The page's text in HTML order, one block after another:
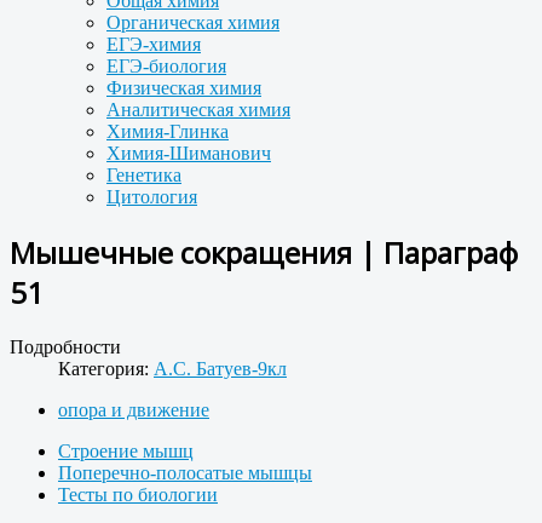
Органическая химия
ЕГЭ-химия
ЕГЭ-биология
Физическая химия
Аналитическая химия
Химия-Глинка
Химия-Шиманович
Генетика
Цитология
Мышечные сокращения | Параграф
51
Подробности
Категория: А.С. Батуев-9кл
опора и движение
Строение мышц
Поперечно-полосатые мышцы
Тесты по биологии